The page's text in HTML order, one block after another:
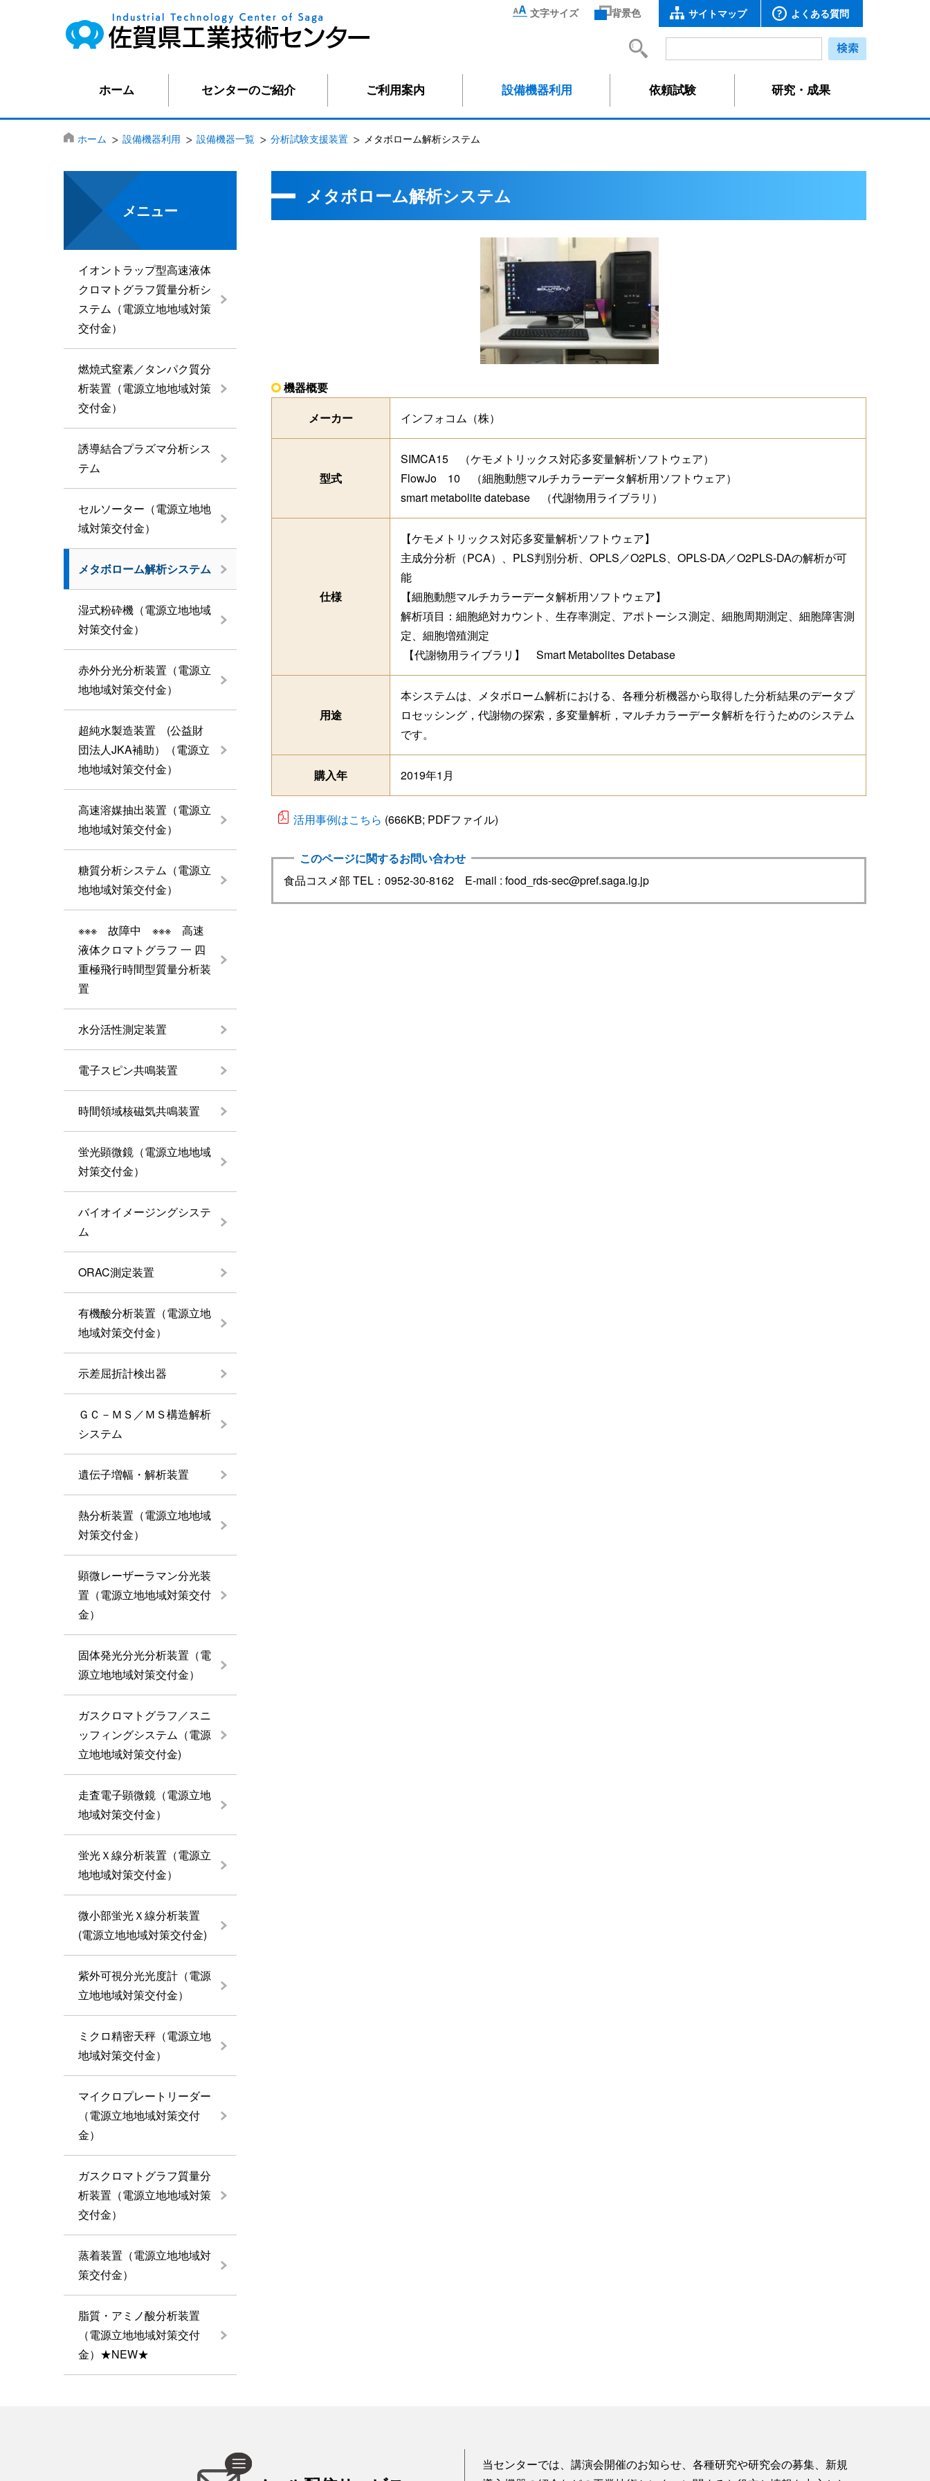
文字サイズ 背景色 サイトマップ よくある質問
ホーム センターのご紹介 ご利用案内 設備機器利用 依頼試験 研究・成果
ホーム 設備機器利用 設備機器一覧 分析試験支援装置 メタボローム解析システム
メニュー
イオントラップ型高速液体
クロマトグラフ質量分析シ
ステム（電源立地地域対策
交付金）
燃焼式窒素／タンパク質分
析装置（電源立地地域対策
交付金）
誘導結合プラズマ分析シス
テム
セルソーター（電源立地地
域対策交付金）
メタボローム解析システム
湿式粉砕機（電源立地地域
対策交付金）
赤外分光分析装置（電源立
地地域対策交付金）
超純水製造装置 (公益財
団法人JKA補助）（電源立
地地域対策交付金）
高速溶媒抽出装置（電源立
地地域対策交付金）
糖質分析システム（電源立
地地域対策交付金）
※※※ 故障中 ※※※ 高速
液体クロマトグラフ 一 四
重極飛行時間型質量分析装
置
水分活性測定装置
電子スピン共鳴装置
時間領域核磁気共鳴装置
蛍光顕微鏡（電源立地地域
対策交付金）
バイオイメージングシステ
ム
ORAC測定装置
有機酸分析装置（電源立地
地域対策交付金）
示差屈折計検出器
ＧＣ－ＭＳ／ＭＳ構造解析
システム
遺伝子増幅・解析装置
熱分析装置（電源立地地域
対策交付金）
顕微レーザーラマン分光装
置（電源立地地域対策交付
金）
固体発光分光分析装置（電
源立地地域対策交付金）
ガスクロマトグラフ／スニ
ッフィングシステム（電源
立地地域対策交付金)
走査電子顕微鏡（電源立地
地域対策交付金）
蛍光Ｘ線分析装置（電源立
地地域対策交付金）
微小部蛍光Ｘ線分析装置
(電源立地地域対策交付金)
紫外可視分光光度計（電源
立地地域対策交付金）
ミクロ精密天秤（電源立地
地域対策交付金）
マイクロプレートリーダー
（電源立地地域対策交付
金）
ガスクロマトグラフ質量分
析装置（電源立地地域対策
交付金）
蒸着装置（電源立地地域対
策交付金）
脂質・アミノ酸分析装置
（電源立地地域対策交付
金）★NEW★
メタボローム解析システム
機器概要
メーカー
インフォコム（株）
型式
SIMCA15 （ケモメトリックス対応多変量解析ソフトウェア）
FlowJo 10 （細胞動態マルチカラーデータ解析用ソフトウェア）
smart metabolite datebase （代謝物用ライブラリ）
仕様
【ケモメトリックス対応多変量解析ソフトウェア】
主成分分析（PCA）、PLS判別分析、OPLS／O2PLS、OPLS-DA／O2PLS-DAの解析が可
能
【細胞動態マルチカラーデータ解析用ソフトウェア】
解析項目：細胞絶対カウント、生存率測定、アポトーシス測定、細胞周期測定、細胞障害測
定、細胞増殖測定
【代謝物用ライブラリ】 Smart Metabolites Detabase
用途
本システムは、メタボローム解析における、各種分析機器から取得した分析結果のデータプ
ロセッシング，代謝物の探索，多変量解析，マルチカラーデータ解析を行うためのシステム
です。
購入年 2019年1月
活用事例はこちら (666KB; PDFファイル)
このページに関するお問い合わせ
食品コスメ部 TEL：0952-30-8162 E-mail : food_rds-sec@pref.saga.lg.jp
当センターでは、講演会開催のお知らせ、各種研究や研究会の募集、新規